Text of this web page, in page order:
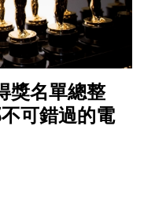
獎名單總整
可錯過的電